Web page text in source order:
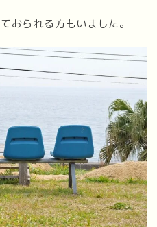
おられる方もいました。